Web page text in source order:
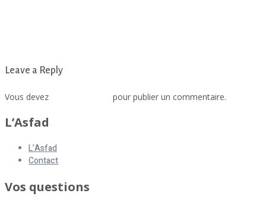
Leave a Reply
Vous devez pour publier un commentaire.
L’Asfad
L’Asfad
Contact
Vos questions